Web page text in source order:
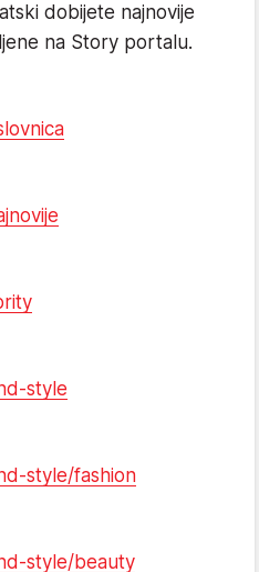
dobijete najnovije
na Story portalu.
style
style/fashion
style/beauty